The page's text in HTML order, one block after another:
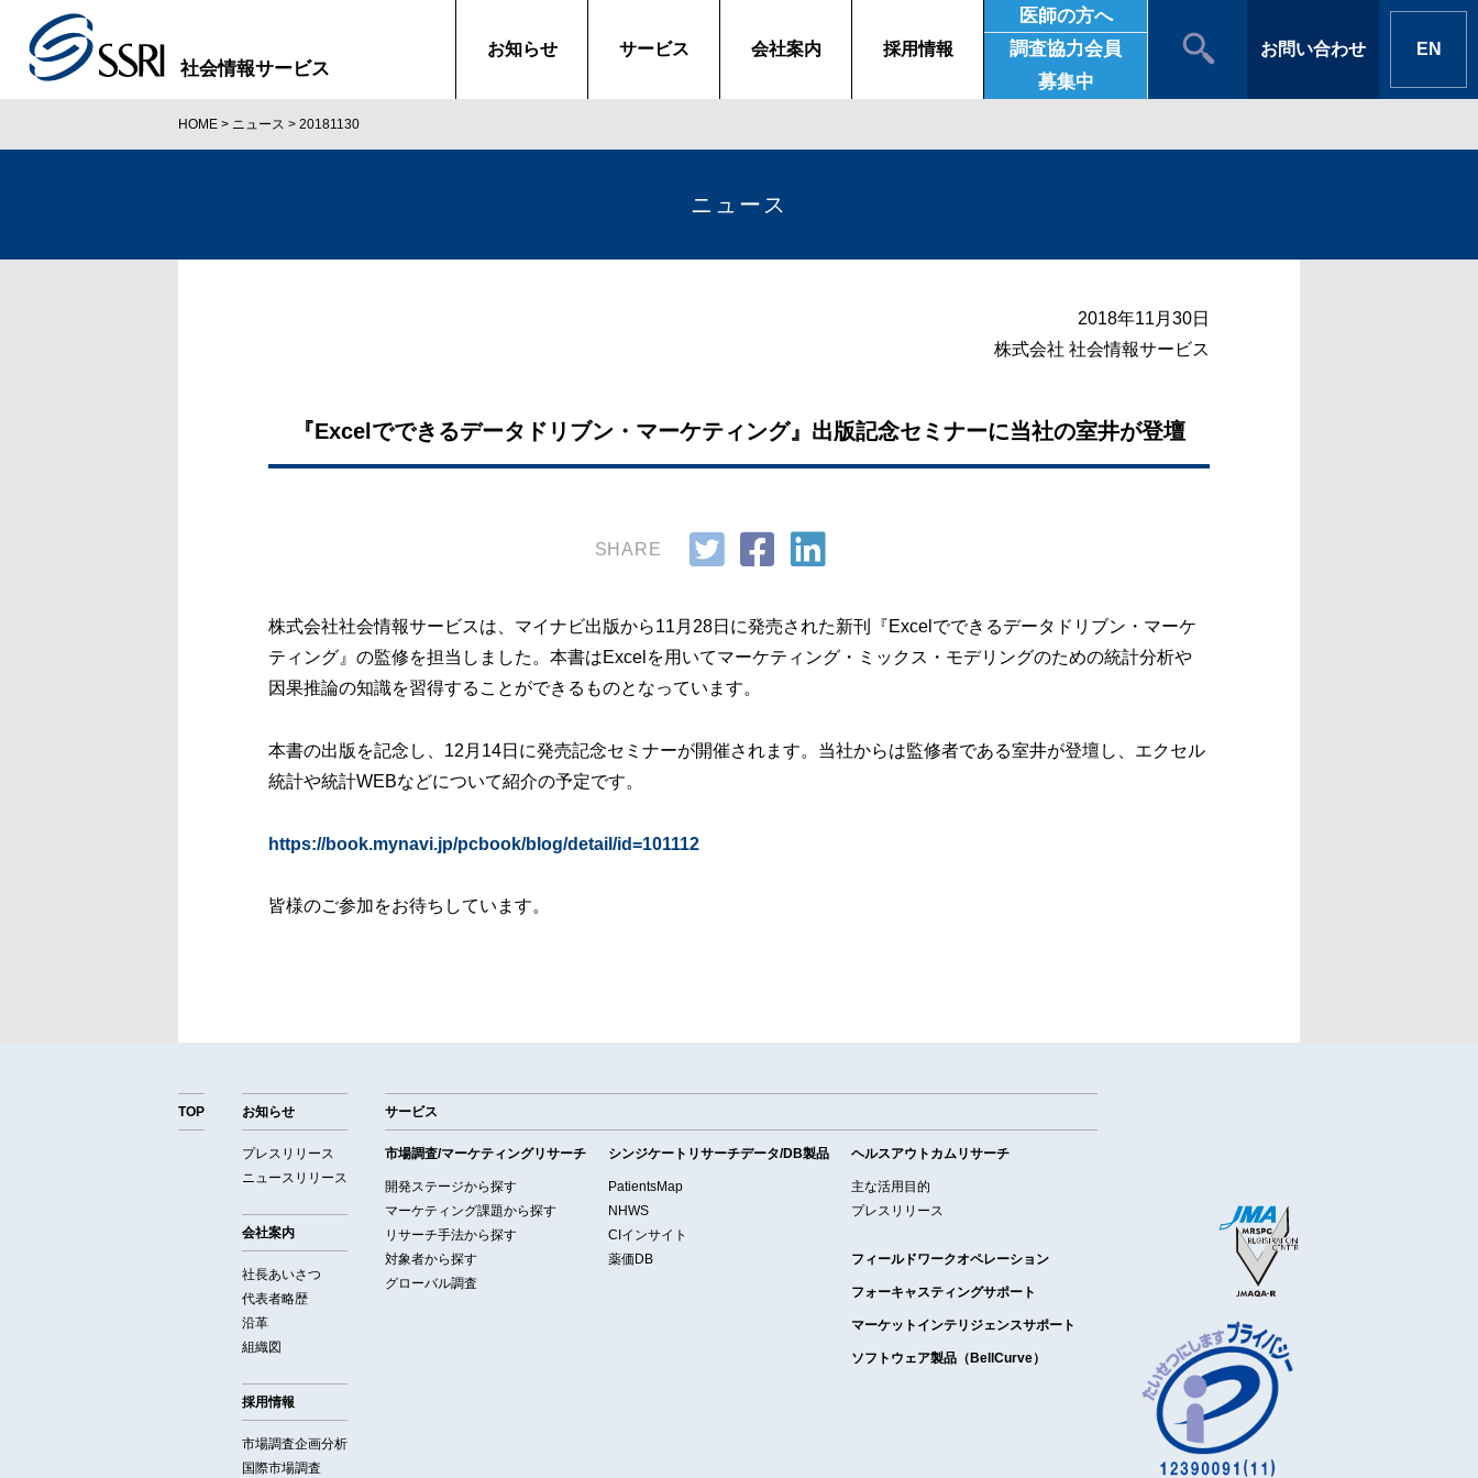
社会情報サービス
お知らせ サービス 会社案内 採用情報
医師の方へ
調査協力会員
募集中
お問い合わせ EN
HOME > ニュース > 20181130
ニュース
2018年11月30日
株式会社 社会情報サービス
『Excelでできるデータドリブン・マーケティング』出版記念セミナーに当社の室井が登壇
SHARE
株式会社社会情報サービスは、マイナビ出版から11月28日に発売された新刊『Excelでできるデータドリブン・マーケ
ティング』の監修を担当しました。本書はExcelを用いてマーケティング・ミックス・モデリングのための統計分析や
因果推論の知識を習得することができるものとなっています。
本書の出版を記念し、12月14日に発売記念セミナーが開催されます。当社からは監修者である室井が登壇し、エクセル
統計や統計WEBなどについて紹介の予定です。
https://book.mynavi.jp/pcbook/blog/detail/id=101112
皆様のご参加をお待ちしています。
TOP お知らせ
プレスリリース
ニュースリリース
会社案内
社長あいさつ
代表者略歴
沿革
組織図
採用情報
市場調査企画分析
国際市場調査
サービス
市場調査/マーケティングリサーチ
開発ステージから探す
マーケティング課題から探す
リサーチ手法から探す
対象者から探す
グローバル調査
シンジケートリサーチデータ/DB製品
PatientsMap
NHWS
CIインサイト
薬価DB
ヘルスアウトカムリサーチ
主な活用目的
プレスリリース
フィールドワークオペレーション
フォーキャスティングサポート
マーケットインテリジェンスサポート
ソフトウェア製品（BellCurve）